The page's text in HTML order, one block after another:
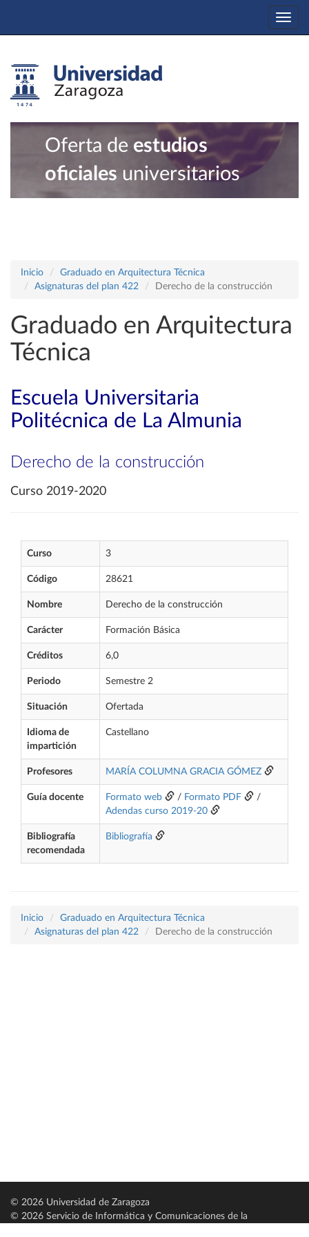
Oferta de estudios
oficiales universitarios
Inicio
Graduado en Arquitectura Técnica
Asignaturas del plan 422
Derecho de la construcción
Graduado en Arquitectura
Técnica
Escuela Universitaria
Politécnica de La Almunia
Derecho de la construcción
Curso 2019-2020
Curso 3
Código 28621
Nombre Derecho de la construcción
Carácter Formación Básica
Créditos 6,0
Periodo Semestre 2
Situación Ofertada
Idioma de
impartición
Castellano
Profesores MARÍA COLUMNA GRACIA GÓMEZ
Guía docente Formato web / Formato PDF
/
Adendas curso 2019-20
Bibliografía
recomendada
Bibliografía
Inicio
Graduado en Arquitectura Técnica
Asignaturas del plan 422
Derecho de la construcción
© 2026 Universidad de Zaragoza
© 2026 Servicio de Informática y Comunicaciones de la